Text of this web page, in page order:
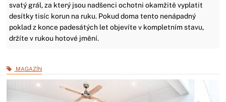
svatý grál, za který jsou nadšenci ochotni okamžitě vyplatit
desítky tisíc korun na ruku. Pokud doma tento nenápadný
poklad z konce padesátých let objevíte v kompletním stavu,
držíte v rukou hotové jmění.
MAGAZÍN